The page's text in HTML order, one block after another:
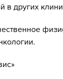
в других